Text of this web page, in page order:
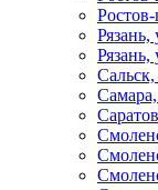
Рязань,
Рязань,